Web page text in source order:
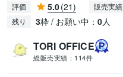
評価 5.0(21) 販売実績
残り 3枠 / お願い中： 0人
TORI OFFICE
総販売実績： 114件